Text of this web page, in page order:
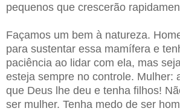
pequenos que crescerão
Façamos um bem à natureza.
para sustentar essa mamífera e
paciência ao lidar com ela, mas
esteja sempre no controle. Mulher:
que Deus lhe deu e tenha filhos!
ser mulher. Tenha medo de ser